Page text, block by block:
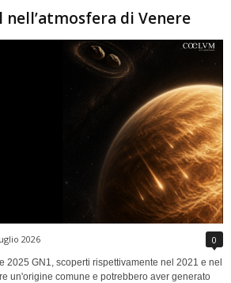
di Venere
2026 0
2025 GN1, scoperti rispettivamente nel 2021 e nel
un'origine comune e potrebbero aver generato